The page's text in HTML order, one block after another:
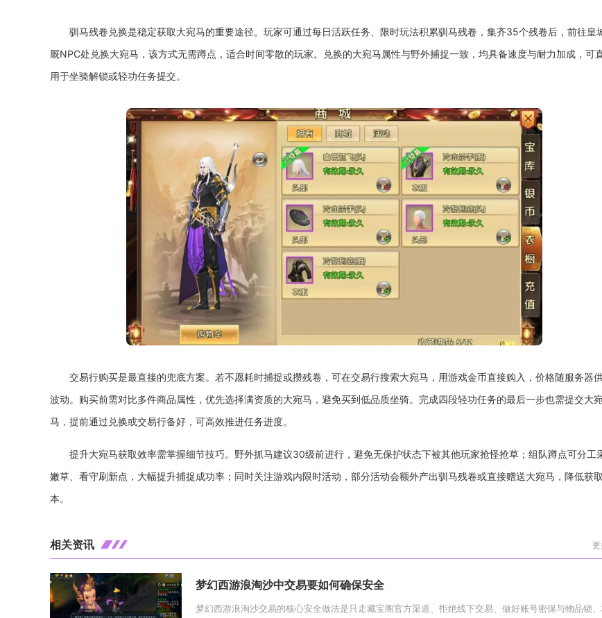
驯马残卷兑换是稳定获取大宛马的重要途径。玩家可通过每日活跃任务、限时玩法积累驯马残卷，集齐35个残卷后，前往皇
厩NPC处兑换大宛马，该方式无需蹲点，适合时间零散的玩家。兑换的大宛马属性与野外捕捉一致，均具备速度与耐力加成，可
用于坐骑解锁或轻功任务提交。
交易行购买是最直接的兜底方案。若不愿耗时捕捉或攒残卷，可在交易行搜索大宛马，用游戏金币直接购入，价格随服务器
波动。购买前需对比多件商品属性，优先选择满资质的大宛马，避免买到低品质坐骑。完成四段轻功任务的最后一步也需提交大
马，提前通过兑换或交易行备好，可高效推进任务进度。
提升大宛马获取效率需掌握细节技巧。野外抓马建议30级前进行，避免无保护状态下被其他玩家抢怪抢草；组队蹲点可分工
嫩草、看守刷新点，大幅提升捕捉成功率；同时关注游戏内限时活动，部分活动会额外产出驯马残卷或直接赠送大宛马，降低获
本。
相关资讯 更
梦幻西游浪淘沙中交易要如何确保安全